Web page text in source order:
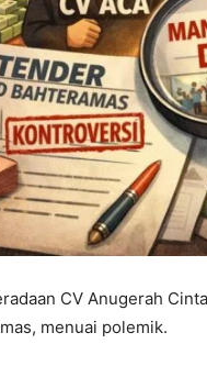
CV Anugerah
menuai polemik.